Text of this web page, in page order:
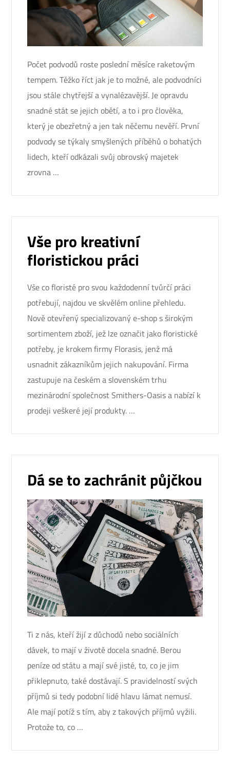
Počet podvodů roste poslední měsíce raketovým
tempem. Těžko říct jak je to možné, ale podvodníci
jsou stále chytřejší a vynalézavější. Je opravdu
snadné stát se jejich obětí, a to i pro člověka,
který je obezřetný a jen tak něčemu nevěří. První
podvody se týkaly smyšlených příběhů o bohatých
lidech, kteří odkázali svůj obrovský majetek
zrovna …
Vše pro kreativní
floristickou práci
Vše co floristé pro svou každodenní tvůrčí práci
potřebují, najdou ve skvělém online přehledu.
Nově otevřený specializovaný e-shop s širokým
sortimentem zboží, jež lze označit jako floristické
potřeby, je krokem firmy Florasis, jenž má
usnadnit zákazníkům jejich nakupování. Firma
zastupuje na českém a slovenském trhu
mezinárodní společnost Smithers-Oasis a nabízí k
prodeji veškeré její produkty. …
Dá se to zachránit půjčkou
Ti z nás, kteří žijí z důchodů nebo sociálních
dávek, to mají v životě docela snadné. Berou
peníze od státu a mají své jisté, to, co je jim
přiklepnuto, také dostávají. S pravidelností svých
příjmů si tedy podobní lidé hlavu lámat nemusí.
Ale mají potíž s tím, aby z takových příjmů vyžili.
Protože to, co …